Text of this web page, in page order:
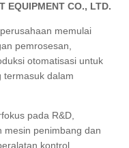
EQUIPMENT CO., LTD.
memulai
pemrosesan,
otomatisasi untuk
termasuk dalam
pada R&D,
mesin penimbang dan
kontrol